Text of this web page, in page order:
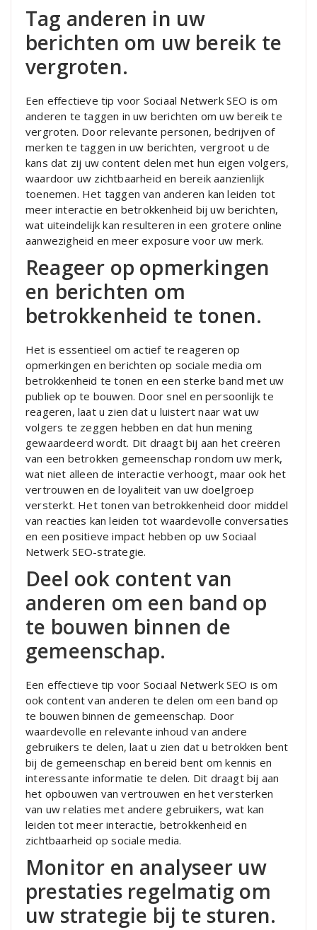
Tag anderen in uw
berichten om uw bereik te
vergroten.
Een effectieve tip voor Sociaal Netwerk SEO is om
anderen te taggen in uw berichten om uw bereik te
vergroten. Door relevante personen, bedrijven of
merken te taggen in uw berichten, vergroot u de
kans dat zij uw content delen met hun eigen volgers,
waardoor uw zichtbaarheid en bereik aanzienlijk
toenemen. Het taggen van anderen kan leiden tot
meer interactie en betrokkenheid bij uw berichten,
wat uiteindelijk kan resulteren in een grotere online
aanwezigheid en meer exposure voor uw merk.
Reageer op opmerkingen
en berichten om
betrokkenheid te tonen.
Het is essentieel om actief te reageren op
opmerkingen en berichten op sociale media om
betrokkenheid te tonen en een sterke band met uw
publiek op te bouwen. Door snel en persoonlijk te
reageren, laat u zien dat u luistert naar wat uw
volgers te zeggen hebben en dat hun mening
gewaardeerd wordt. Dit draagt bij aan het creëren
van een betrokken gemeenschap rondom uw merk,
wat niet alleen de interactie verhoogt, maar ook het
vertrouwen en de loyaliteit van uw doelgroep
versterkt. Het tonen van betrokkenheid door middel
van reacties kan leiden tot waardevolle conversaties
en een positieve impact hebben op uw Sociaal
Netwerk SEO-strategie.
Deel ook content van
anderen om een band op
te bouwen binnen de
gemeenschap.
Een effectieve tip voor Sociaal Netwerk SEO is om
ook content van anderen te delen om een band op
te bouwen binnen de gemeenschap. Door
waardevolle en relevante inhoud van andere
gebruikers te delen, laat u zien dat u betrokken bent
bij de gemeenschap en bereid bent om kennis en
interessante informatie te delen. Dit draagt bij aan
het opbouwen van vertrouwen en het versterken
van uw relaties met andere gebruikers, wat kan
leiden tot meer interactie, betrokkenheid en
zichtbaarheid op sociale media.
Monitor en analyseer uw
prestaties regelmatig om
uw strategie bij te sturen.